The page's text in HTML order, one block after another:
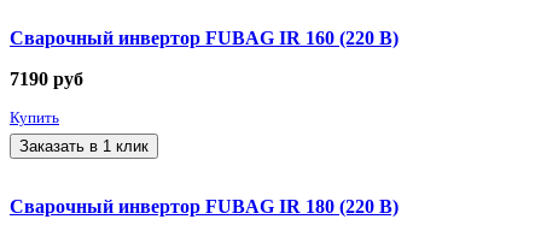
Сварочный инвертор FUBAG IR 160 (220 В)
7190 руб
Купить
Заказать в 1 клик
Сварочный инвертор FUBAG IR 180 (220 В)